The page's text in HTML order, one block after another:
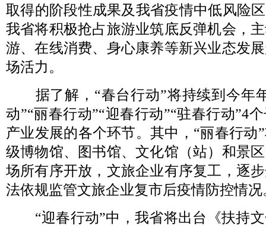
取得的阶段性成果及我省疫情中低风险
我省将积极抢占旅游业筑底反弹机会，
游、在线消费、身心康养等新兴业态发
场活力。
据了解，“春台行动”将持续到今年
动”“丽春行动”“迎春行动”“驻春行动”4
产业发展的各个环节。其中，“丽春行动
级博物馆、图书馆、文化馆（站）和景
场所有序开放，文旅企业有序复工，逐
法依规监管文旅企业复市后疫情防控情况
“迎春行动”中，我省将出台《扶持